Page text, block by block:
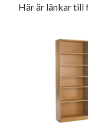
Här är länkar till